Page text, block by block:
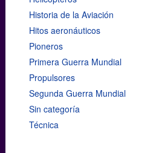
Historia de la Aviación
Hitos aeronáuticos
Pioneros
Primera Guerra Mundial
Propulsores
Segunda Guerra Mundial
Sin categoría
Técnica